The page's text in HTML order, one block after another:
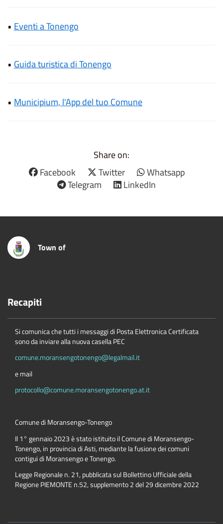
• Eventi a Tonengo
• Guida turistica di Tonengo
• Municipium, l'App del tuo Comune
Share on:
Facebook
Twitter
Whatsapp
Telegram
LinkedIn
Town of
Recapiti
Si comunica che tutti i messaggi di Posta Elettronica Certificata
sono da inviare alla nuova casella PEC
comune.moransengotonengo@legalmail.it
e mail
protocollo@comune.moransengotonengo.at.it
Comune di Moransengo-Tonengo
Il 1° gennaio 2023 è stato istituito il Comune di Moransengo-
Tonengo, in provincia di Asti, mediante la fusione dei comuni
contigui di Moransengo e Tonengo.
Legge Regionale n. 21, pubblicata sul Bollettino Ufficiale della
Regione PIEMONTE n.52, supplemento 2 del 29 dicembre 2022